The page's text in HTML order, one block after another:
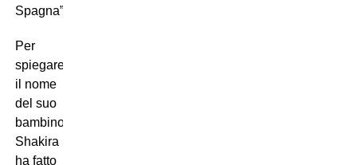
Spagna”.
Per
spiegare
il nome
del suo
bambino,
Shakira
ha fatto